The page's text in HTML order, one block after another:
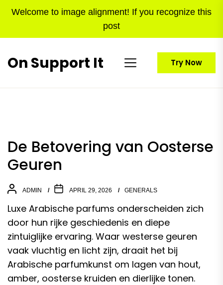
Welcome to image alignment! If you recognize this
post
On Support It Try Now
De Betovering van Oosterse
Geuren
ADMIN APRIL 29, 2026 GENERALS
Luxe Arabische parfums onderscheiden zich
door hun rijke geschiedenis en diepe
zintuiglijke ervaring. Waar westerse geuren
vaak vluchtig en licht zijn, draait het bij
Arabische parfumkunst om lagen van hout,
amber, oosterse kruiden en dierlijke tonen.